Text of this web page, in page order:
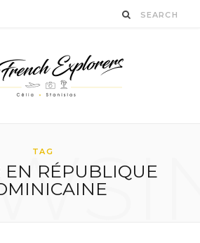
TAG
EN RÉPUBLIQUE